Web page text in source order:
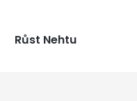
Růst Nehtu